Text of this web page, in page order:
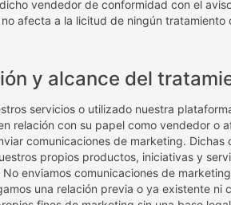
vendedor de conformidad con el
afecta a la licitud de ningún
y alcance del
servicios o utilizado nuestra
relación con su papel como vendedor o
comunicaciones de marketing. Dichas
propios productos, iniciativas y
enviamos comunicaciones de
una relación previa o ya existente